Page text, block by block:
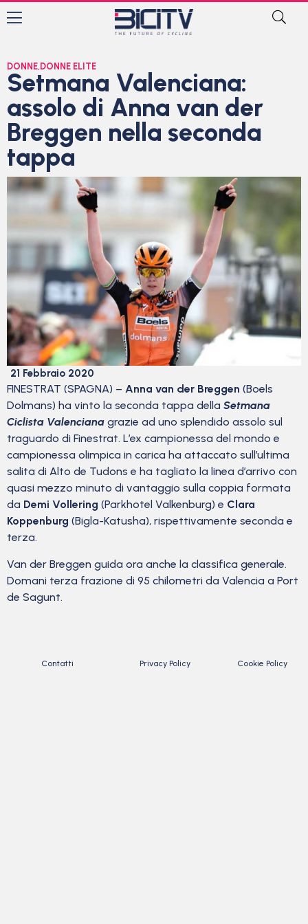
DONNE, DONNE ELITE
Setmana Valenciana:
assolo di Anna van der
Breggen nella seconda
tappa
21 Febbraio 2020
FINESTRAT (SPAGNA) – Anna van der Breggen (Boels
Dolmans) ha vinto la seconda tappa della Setmana
Ciclista Valenciana grazie ad uno splendido assolo sul
traguardo di Finestrat. L’ex campionessa del mondo e
campionessa olimpica in carica ha attaccato sull’ultima
salita di Alto de Tudons e ha tagliato la linea d’arrivo con
quasi mezzo minuto di vantaggio sulla coppia formata
da Demi Vollering (Parkhotel Valkenburg) e Clara
Koppenburg (Bigla-Katusha), rispettivamente seconda e
terza.
Van der Breggen guida ora anche la classifica generale.
Domani terza frazione di 95 chilometri da Valencia a Port
de Sagunt.
Contatti Privacy Policy Cookie Policy